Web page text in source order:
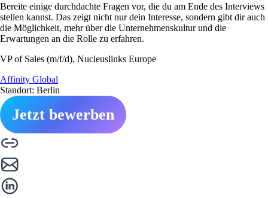
Bereite einige durchdachte Fragen vor, die du am Ende des Interviews
stellen kannst. Das zeigt nicht nur dein Interesse, sondern gibt dir auch
die Möglichkeit, mehr über die Unternehmenskultur und die
Erwartungen an die Rolle zu erfahren.
VP of Sales (m/f/d), Nucleuslinks Europe
Affinity Global
Standort: Berlin
Jetzt bewerben